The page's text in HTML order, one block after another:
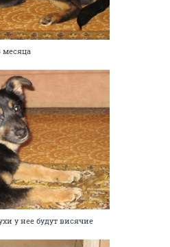
месяца
у нее будут висячие